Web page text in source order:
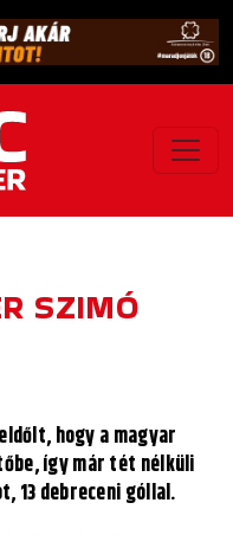
SZIMÓ
hogy a magyar
így már tét nélküli
13 debreceni góllal.